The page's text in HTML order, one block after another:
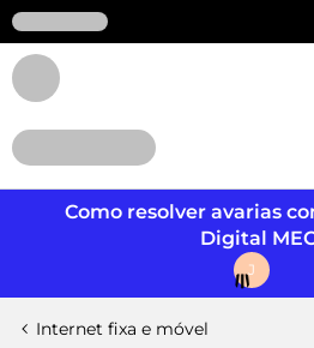
Como resolver avarias
Digital
J
Internet fixa e móvel